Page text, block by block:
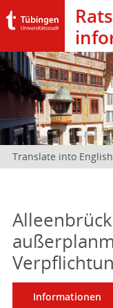
Translate into English
Informationen